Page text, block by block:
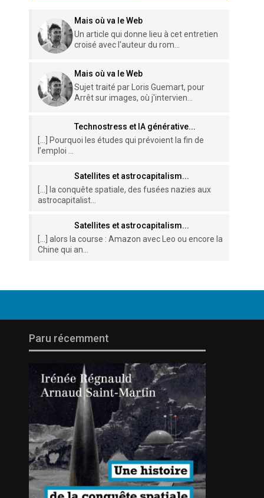
Mais où va le Web
Un article qui donne lieu à cet entretien
croisé avec l'auteur du rom...
Mais où va le Web
Sujet traité par Loris Guemart, pour
Arrêt sur images, où j'intervien...
Technostress et IA générative...
[…] Pourquoi les études qui prévoient la fin de
l’emploi ...
Satellites et astrocapitalism...
[…] la conquête spatiale, des fusées nazies aux
astrocapitalist...
Satellites et astrocapitalism...
[…] alors la course : Amazon avec Leo ou encore la
Chine qui an...
Paru récemment